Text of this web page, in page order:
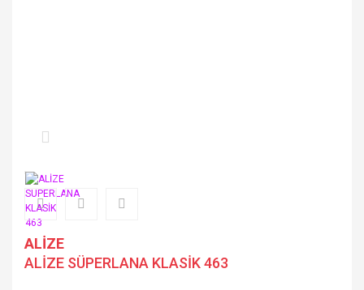
ALİZE
ALİZE SÜPERLANA KLASİK 463